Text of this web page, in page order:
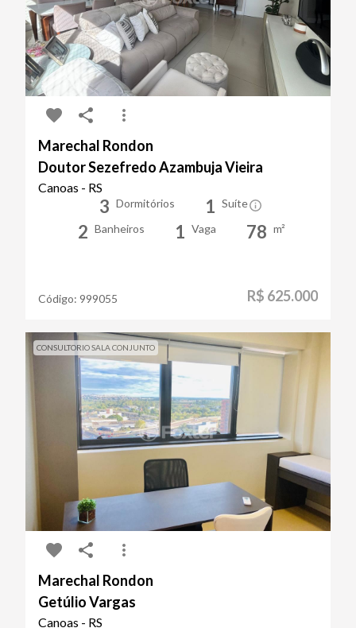
Marechal Rondon
Doutor Sezefredo Azambuja Vieira
Canoas - RS
3 Dormitórios 1 Suíte
2 Banheiros 1 Vaga 78 m²
Código: 999055 R$ 625.000
CONSULTORIO SALA CONJUNTO
Marechal Rondon
Getúlio Vargas
Canoas - RS